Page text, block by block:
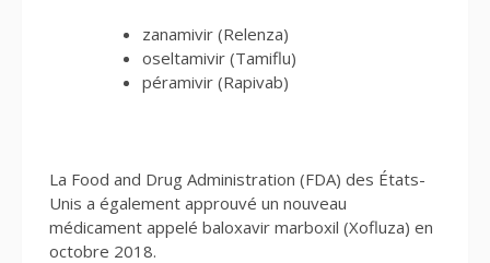
zanamivir (Relenza)
oseltamivir (Tamiflu)
péramivir (Rapivab)
La Food and Drug Administration (FDA) des États-
Unis a également approuvé un nouveau
médicament appelé baloxavir marboxil (Xofluza) en
octobre 2018.